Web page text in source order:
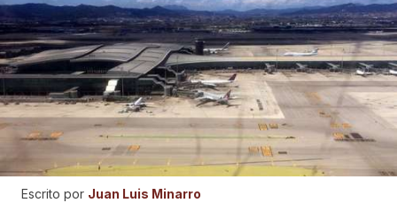
Escrito por Juan Luis Minarro